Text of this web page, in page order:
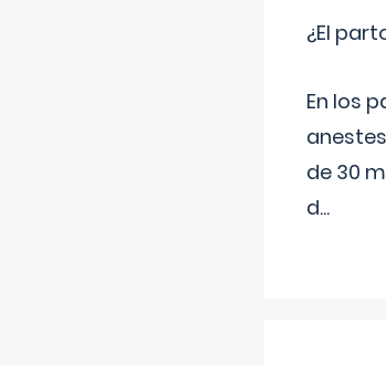
¿El
En los
de 30
d...